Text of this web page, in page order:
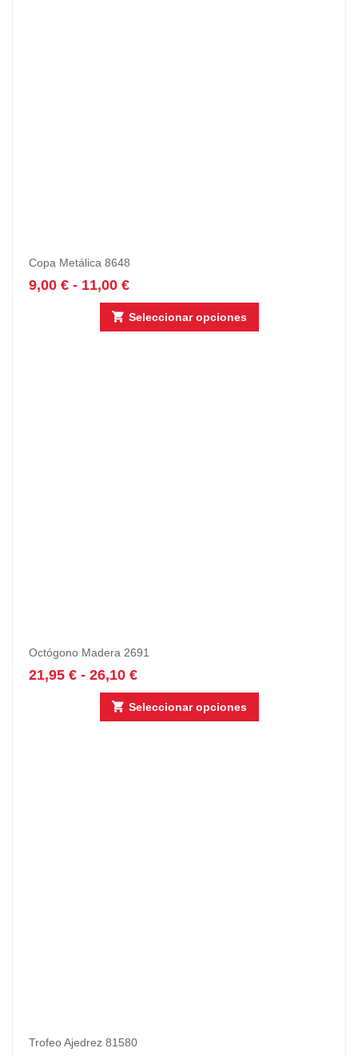
Copa Metálica 8648
9,00 € - 11,00 €
Seleccionar opciones
Octógono Madera 2691
21,95 € - 26,10 €
Seleccionar opciones
Trofeo Ajedrez 81580